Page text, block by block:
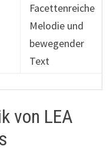
Facettenreiche
Melodie und
bewegender
Text
von LEA